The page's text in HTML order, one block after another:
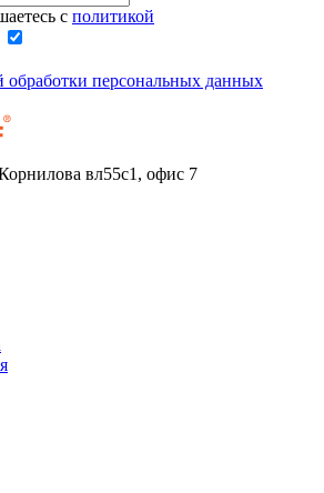
с политикой
обработки персональных данных
вл55с1, офис 7